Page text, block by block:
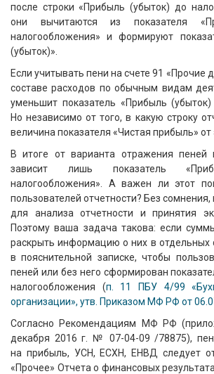
после строки «Прибыль (убыток) до
они вычитаются из показателя
налогообложения» и формируют
(убыток)».
Если учитывать пени на счете 91 «Прочие
составе расходов по обычным видам
уменьшит показатель «Прибыль
Но независимо от того, в какую строку
величина показателя «Чистая прибыль» от
В итоге от варианта отражения пеней
зависит лишь показатель
налогообложения». А важен ли этот
пользователей отчетности? Без
для анализа отчетности и принятия
Поэтому ваша задача такова: если
раскрыть информацию о них в отдельных
в пояснительной записке, чтобы
пеней или без него сформирован
налогообложения (п. 11 ПБУ 4/99
организации», утв. Приказом МФ РФ от
Согласно Рекомендациям МФ РФ
декабря 2016 г. № 07-04-09 /78875),
на прибыль, УСН, ЕСХН, ЕНВД следует
«Прочее» Отчета о финансовых